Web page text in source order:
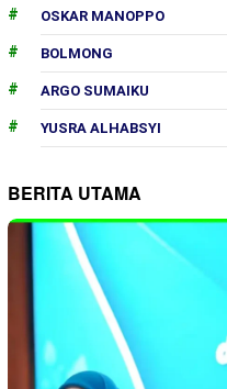
OSKAR MANOPPO
BOLMONG
ARGO SUMAIKU
YUSRA ALHABSYI
BERITA UTAMA